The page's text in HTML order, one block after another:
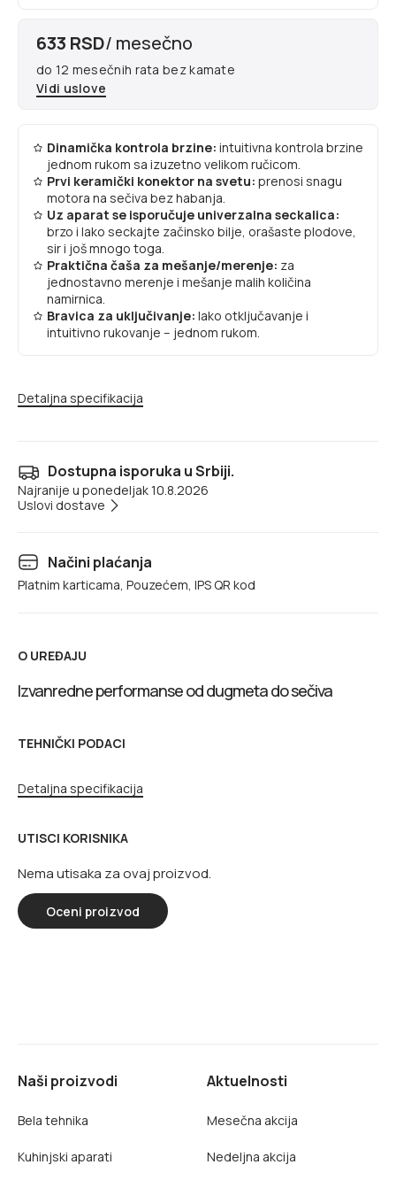
633 RSD/ mesečno
do 12 mesečnih rata bez kamate
Vidi uslove
Dinamička kontrola brzine: intuitivna kontrola brzine
jednom rukom sa izuzetno velikom ručicom.
Prvi keramički konektor na svetu: prenosi snagu
motora na sečiva bez habanja.
Uz aparat se isporučuje univerzalna seckalica:
brzo i lako seckajte začinsko bilje, orašaste plodove,
sir i još mnogo toga.
Praktična čaša za mešanje/merenje: za
jednostavno merenje i mešanje malih količina
namirnica.
Bravica za uključivanje: lako otključavanje i
intuitivno rukovanje – jednom rukom.
Detaljna specifikacija
Dostupna isporuka u Srbiji.
Najranije u ponedeljak 10.8.2026
Uslovi dostave
Načini plaćanja
Platnim karticama, Pouzećem, IPS QR kod
O UREĐAJU
Izvanredne performanse od dugmeta do sečiva
TEHNIČKI PODACI
Detaljna specifikacija
UTISCI KORISNIKA
Nema utisaka za ovaj proizvod.
Oceni proizvod
Naši proizvodi
Bela tehnika
Kuhinjski aparati
Aktuelnosti
Mesečna akcija
Nedeljna akcija